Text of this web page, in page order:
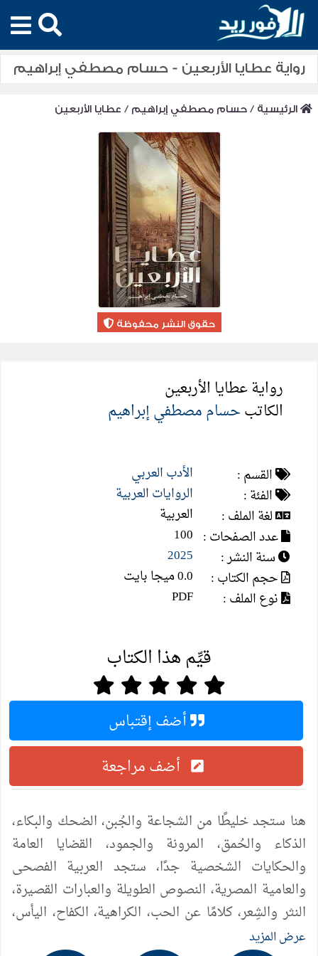
رواية عطايا الأربعين - حسام مصطفي إبراهيم
الرئيسية /حسام مصطفي إبراهيم / عطايا الأربعين
حقوق النشر محفوظة
رواية عطايا الأربعين
الكاتبحسام مصطفي إبراهيم
القسم :
الأدب العربي
الفئة :
الروايات العربية
لغة الملف :
العربية
عدد الصفحات : 100
سنة النشر :
2025
حجم الكتاب :
0.0 ميجا بايت
نوع الملف :
PDF
قيِّم هذا الكتاب
أضف إقتباس
أضف مراجعة
هنا ستجد خليطًا من الشجاعة والجُبن، الضحك والبكاء،
الذكاء والحُمق، المرونة والجمود، القضايا العامة
والحكايات الشخصية جدًا، ستجد العربية الفصحى
والعامية المصرية، النصوص الطويلة والعبارات القصيرة،
النثر والشِعر، كلامًا عن الحب، الكراهية، الكفاح، اليأس،
الأمل، العائلة، الرفاق، الشوارع، الأغنيات.
عرض المزيد